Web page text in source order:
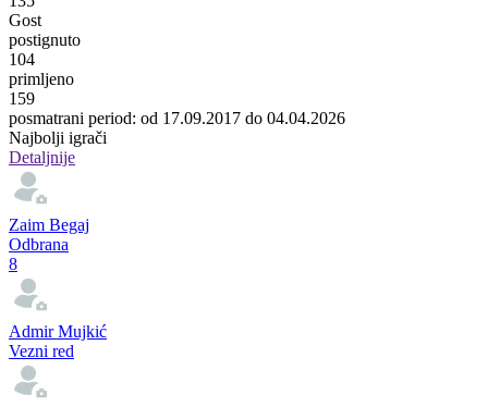
Gost
postignuto
104
primljeno
159
posmatrani period: od 17.09.2017 do 04.04.2026
Najbolji igrači
Detaljnije
Zaim Begaj
Odbrana
8
Admir Mujkić
Vezni red